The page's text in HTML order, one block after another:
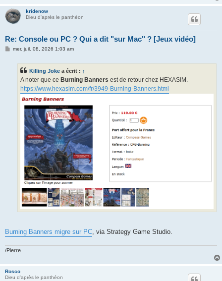
kridenow
Dieu d'après le panthéon
Re: Console ou PC ? Qui a dit "sur Mac" ? [Jeux vidéo]
Mmer. juil. 08, 2026 1:03 am
Killing Joke a écrit : ↑
A noter que ce Burning Banners est de retour chez HEXASIM.
https://www.hexasim.com/fr/3949-Burning-Banners.html
Burning Banners migre sur PC , via Strategy Game Studio.
/Pierre
Rosco
Dieu d'après le panthéon